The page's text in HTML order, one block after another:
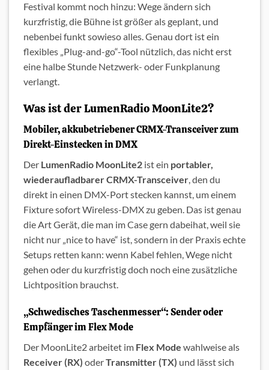
Festival kommt noch hinzu: Wege ändern sich
kurzfristig, die Bühne ist größer als geplant, und
nebenbei funkt sowieso alles. Genau dort ist ein
flexibles „Plug-and-go“-Tool nützlich, das nicht erst
eine halbe Stunde Netzwerk- oder Funkplanung
verlangt.
Was ist der LumenRadio MoonLite2?
Mobiler, akkubetriebener CRMX-Transceiver zum
Direkt-Einstecken in DMX
Der LumenRadio MoonLite2 ist ein portabler,
wiederaufladbarer CRMX-Transceiver, den du
direkt in einen DMX-Port stecken kannst, um einem
Fixture sofort Wireless-DMX zu geben. Das ist genau
die Art Gerät, die man im Case gern dabeihat, weil sie
nicht nur „nice to have“ ist, sondern in der Praxis echte
Setups retten kann: wenn Kabel fehlen, Wege nicht
gehen oder du kurzfristig doch noch eine zusätzliche
Lichtposition brauchst.
„Schwedisches Taschenmesser“: Sender oder
Empfänger im Flex Mode
Der MoonLite2 arbeitet im Flex Mode wahlweise als
Receiver (RX) oderTransmitter (TX) und lässt sich